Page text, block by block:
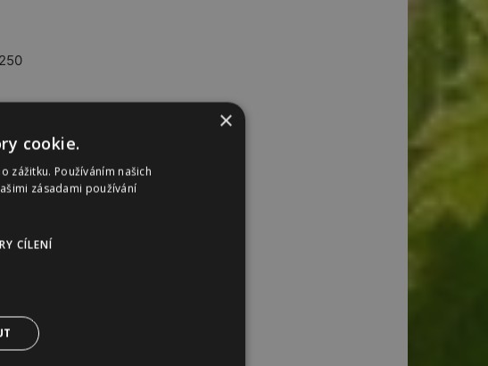
a
×
cookie.
zážitku. Používáním našich
zásadami používání
CÍLENÍ